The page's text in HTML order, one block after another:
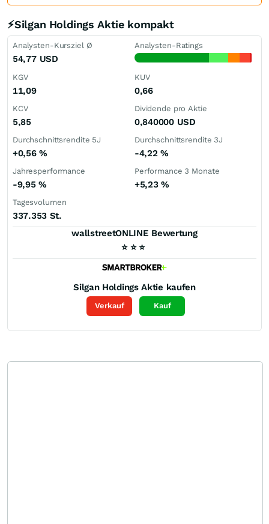
⚡Silgan Holdings Aktie kompakt
Analysten-Kursziel Ø
54,77 USD
Analysten-Ratings
KGV
11,09
KUV
0,66
KCV
5,85
Dividende pro Aktie
0,840000 USD
Durchschnittsrendite 5J
+0,56%
Durchschnittsrendite 3J
-4,22%
Jahresperformance
-9,95%
Performance 3 Monate
+5,23%
Tagesvolumen
337.353 St.
wallstreetONLINE Bewertung
⭐ ⭐ ⭐
Silgan Holdings Aktie kaufen
Verkauf Kauf